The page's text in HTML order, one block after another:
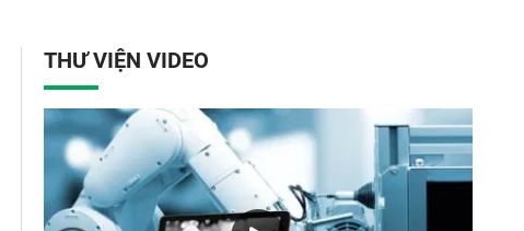
THƯ VIỆN VIDEO